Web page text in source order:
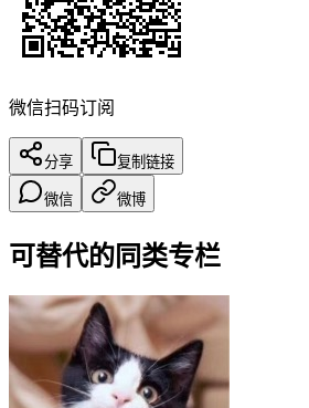
微信扫码订阅
分享 复制链接
微信 微博
可替代的同类专栏